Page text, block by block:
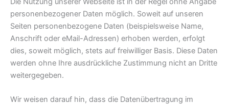
personenbezogener Daten möglich. Soweit auf unseren
Seiten personenbezogene Daten (beispielsweise Name,
Anschrift oder eMail-Adressen) erhoben werden, erfolgt
dies, soweit möglich, stets auf freiwilliger Basis. Diese Daten
werden ohne Ihre ausdrückliche Zustimmung nicht an Dritte
weitergegeben.
Wir weisen darauf hin, dass die Datenübertragung im